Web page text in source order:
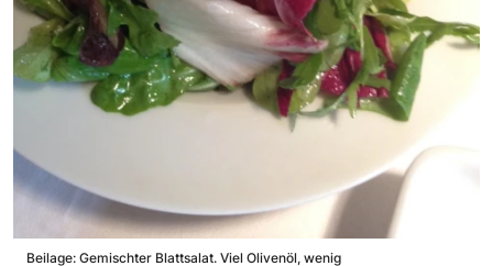
Beilage: Gemischter Blattsalat. Viel Olivenöl, wenig